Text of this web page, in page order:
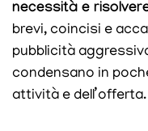
necessità e
brevi, coincisi e
pubblicità
condensano in
attività e dell’offerta.